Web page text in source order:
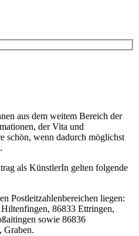
aus dem weitem Bereich der
der Vita und
schön, wenn dadurch möglichst
als KünstlerIn gelten folgende
Postleitzahlenbereichen liegen:
86833 Ettringen,
sowie 86836
Graben.